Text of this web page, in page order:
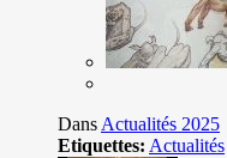
Dans Actualités 2025
Etiquettes: Actualités